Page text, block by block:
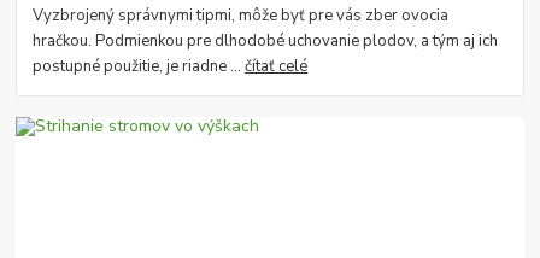
Vyzbrojený správnymi tipmi, môže byť pre vás zber ovocia
hračkou. Podmienkou pre dlhodobé uchovanie plodov, a tým aj ich
postupné použitie, je riadne ...čítať celé